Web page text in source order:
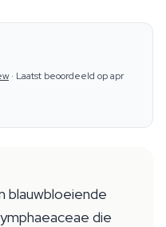
· Laatst beoordeeld op apr
blauwbloeiende
die